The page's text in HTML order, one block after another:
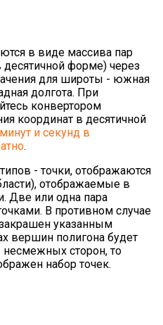
в виде массива пар
десятичной форме) через
для широты - южная
долгота. При
конвертором
координат в десятичной
и секунд в
.
- точки, отображаются
отображаемые в
Две или одна пара
В противном случае
указанным
вершин полигона будет
несмежных сторон, то
набор точек.